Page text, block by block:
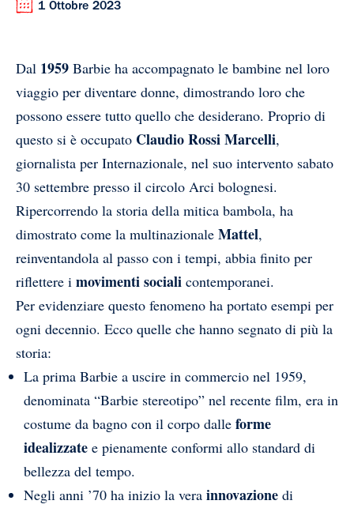
1 Ottobre 2023
Dal 1959 Barbie ha accompagnato le bambine nel loro
viaggio per diventare donne, dimostrando loro che
possono essere tutto quello che desiderano. Proprio di
questo si è occupato Claudio Rossi Marcelli,
giornalista per Internazionale, nel suo intervento sabato
30 settembre presso il circolo Arci bolognesi.
Ripercorrendo la storia della mitica bambola, ha
dimostrato come la multinazionale Mattel,
reinventandola al passo con i tempi, abbia finito per
riflettere i movimenti sociali contemporanei.
Per evidenziare questo fenomeno ha portato esempi per
ogni decennio. Ecco quelle che hanno segnato di più la
storia:
La prima Barbie a uscire in commercio nel 1959,
denominata “Barbie stereotipo” nel recente film, era in
costume da bagno con il corpo dalle forme
idealizzate e pienamente conformi allo standard di
bellezza del tempo.
Negli anni ’70 ha inizio la vera innovazione di